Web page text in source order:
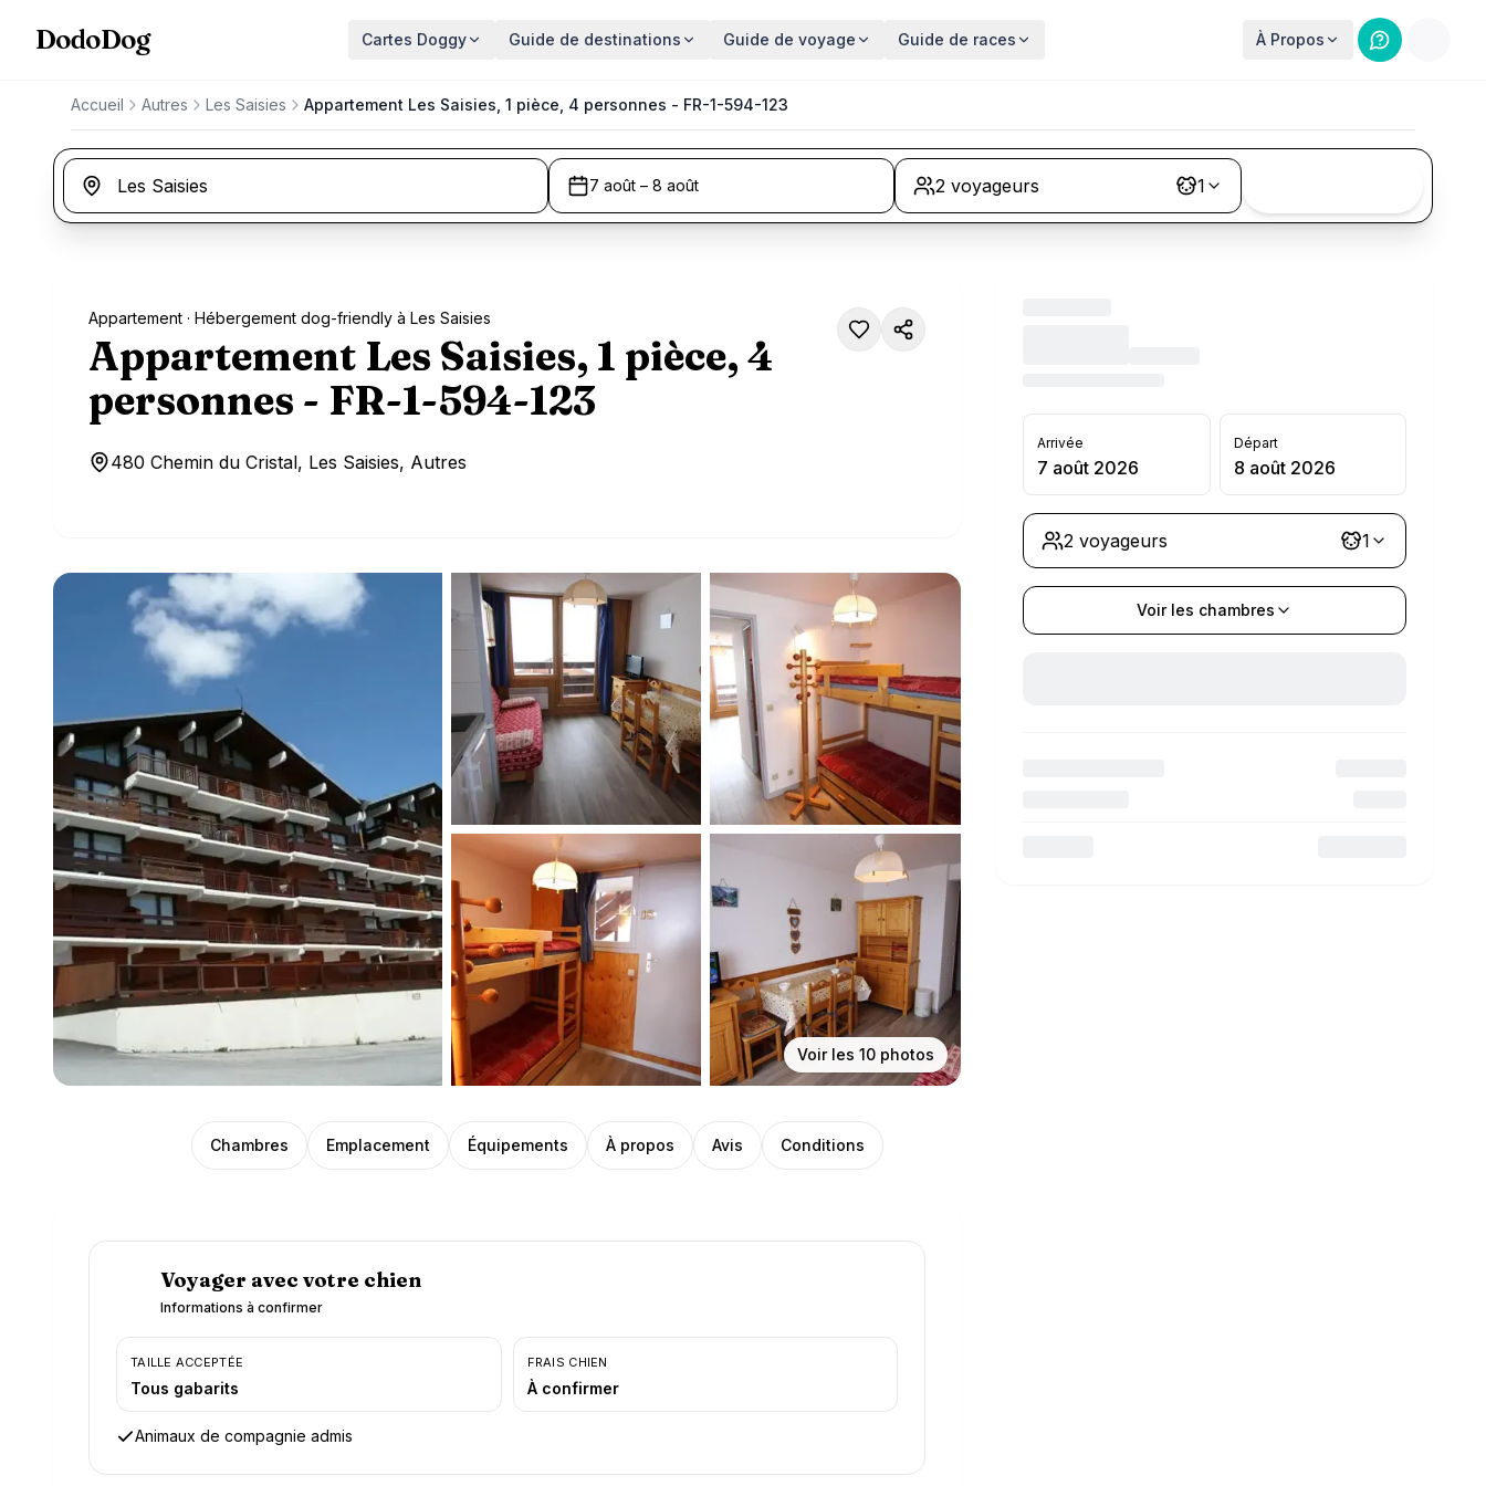
DodoDog Cartes Doggy Guide de destinations Guide de voyage Guide de races À Propos
Accueil Autres Les Saisies Appartement Les Saisies, 1 pièce, 4 personnes - FR-1-594-123
7 août – 8 août 2 voyageurs 1
Appartement · Hébergement dog-friendly à Les Saisies
Appartement Les Saisies, 1 pièce, 4
personnes - FR-1-594-123
480 Chemin du Cristal, Les Saisies, Autres
Voir les10 photos
Chambres Emplacement Équipements À propos Avis Conditions
Voyager avec votre chien
Informations à confirmer
TAILLE ACCEPTÉE
Tous gabarits
FRAIS CHIEN
À confirmer
Animaux de compagnie admis
Arrivée
7 août 2026
Départ
8 août 2026
2 voyageurs 1
Voir les chambres